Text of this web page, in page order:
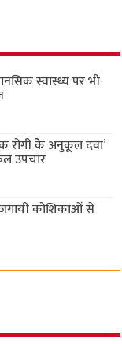
स्वास्थ्य पर भी
रोगी केे अनुकूल दवा’
उपचार
कोशिकाओं से